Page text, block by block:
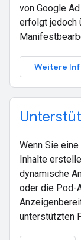
von Google
erfolgt jedoch
Weitere
Wenn Sie
Inhalte
dynamische
oder die Pod-
unterstützten